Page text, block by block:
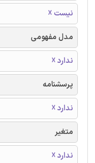
نیست ☓
مدل مفهومی
ندارد ☓
پرسشنامه
ندارد ☓
متغیر
ندارد ☓